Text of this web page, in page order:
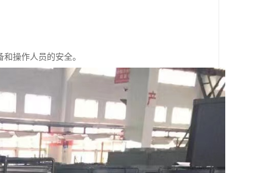
操作人员的安全。